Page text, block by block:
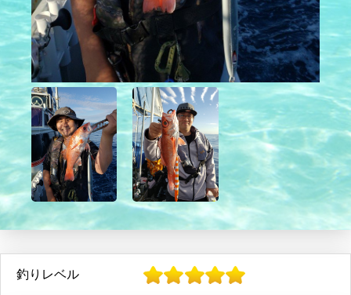
釣りレベル